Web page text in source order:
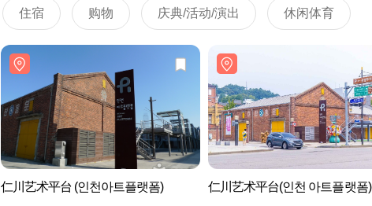
住宿 购物 庆典/活动/演出 休闲体育
仁川艺术平台 (인천아트플랫폼) 仁川艺术平台(인천 아트플랫폼)